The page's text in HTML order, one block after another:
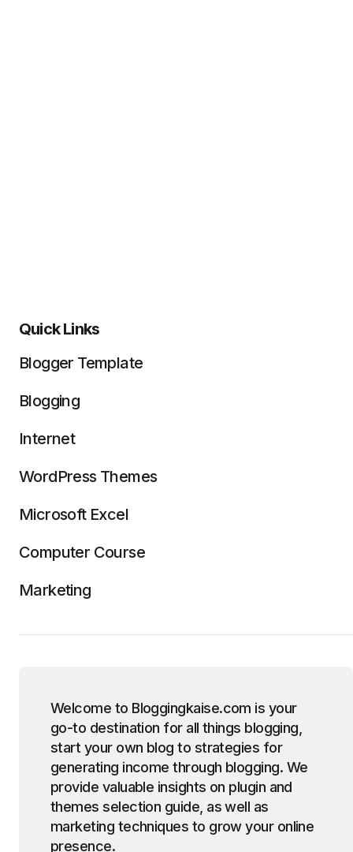
Quick Links
Blogger Template
Blogging
Internet
WordPress Themes
Microsoft Excel
Computer Course
Marketing
Welcome to Bloggingkaise.com is your
go-to destination for all things blogging,
start your own blog to strategies for
generating income through blogging. We
provide valuable insights on plugin and
themes selection guide, as well as
marketing techniques to grow your online
presence.